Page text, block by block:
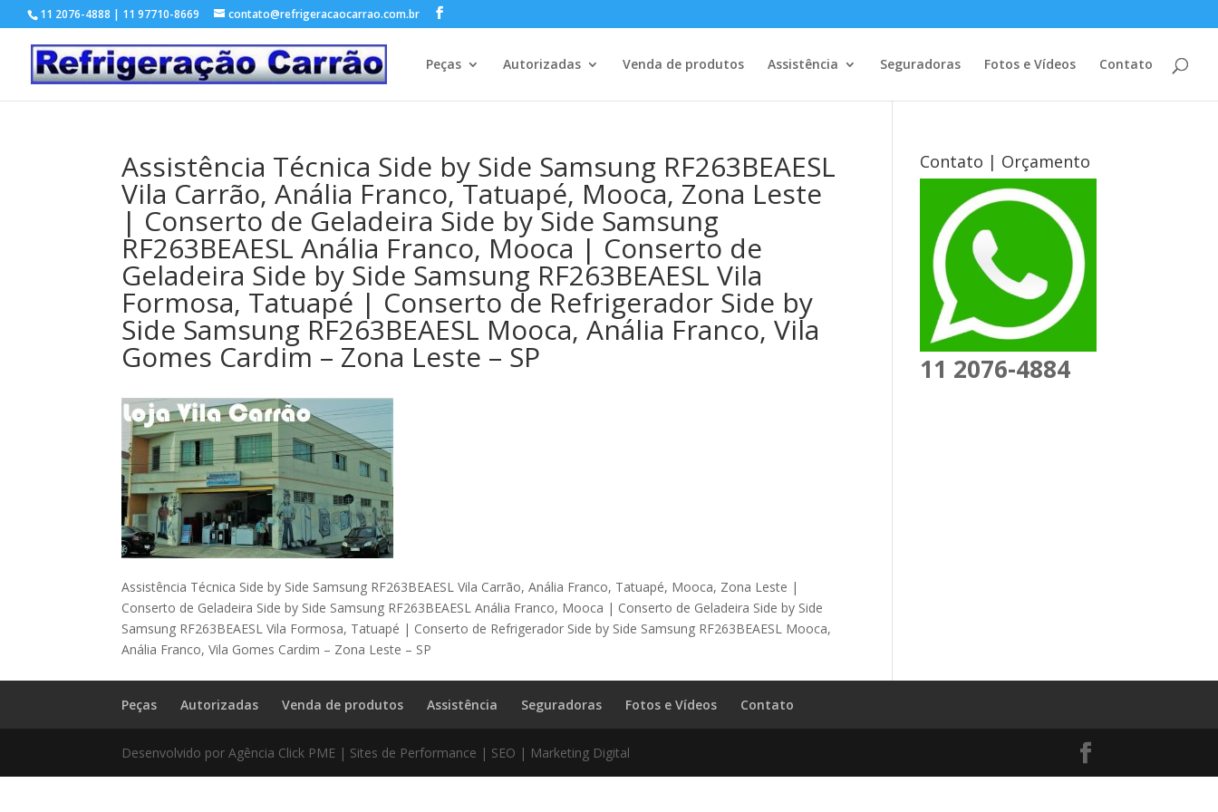
11 2076-4888 | 11 97710-8669 contato@refrigeracaocarrao.com.br
Peças Autorizadas Venda de produtos Assistência Seguradoras Fotos e Vídeos Contato
Assistência Técnica Side by Side Samsung RF263BEAESL
Vila Carrão, Anália Franco, Tatuapé, Mooca, Zona Leste
| Conserto de Geladeira Side by Side Samsung
RF263BEAESL Anália Franco, Mooca | Conserto de
Geladeira Side by Side Samsung RF263BEAESL Vila
Formosa, Tatuapé | Conserto de Refrigerador Side by
Side Samsung RF263BEAESL Mooca, Anália Franco, Vila
Gomes Cardim – Zona Leste – SP
Assistência Técnica Side by Side Samsung RF263BEAESL Vila Carrão, Anália Franco, Tatuapé, Mooca, Zona Leste |
Conserto de Geladeira Side by Side Samsung RF263BEAESL Anália Franco, Mooca | Conserto de Geladeira Side by Side
Samsung RF263BEAESL Vila Formosa, Tatuapé | Conserto de Refrigerador Side by Side Samsung RF263BEAESL Mooca,
Anália Franco, Vila Gomes Cardim – Zona Leste – SP
Contato | Orçamento
11 2076-4884
Peças Autorizadas Venda de produtos Assistência Seguradoras Fotos e Vídeos Contato
Desenvolvido por Agência Click PME | Sites de Performance | SEO | Marketing Digital